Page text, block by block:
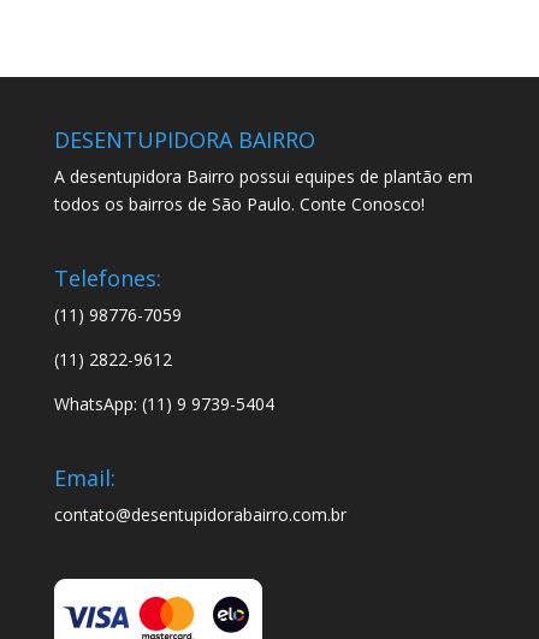
DESENTUPIDORA BAIRRO
A desentupidora Bairro possui equipes de plantão em
todos os bairros de São Paulo. Conte Conosco!
Telefones:
(11) 98776-7059
(11) 2822-9612
WhatsApp: (11) 9 9739-5404
Email:
contato@desentupidorabairro.com.br